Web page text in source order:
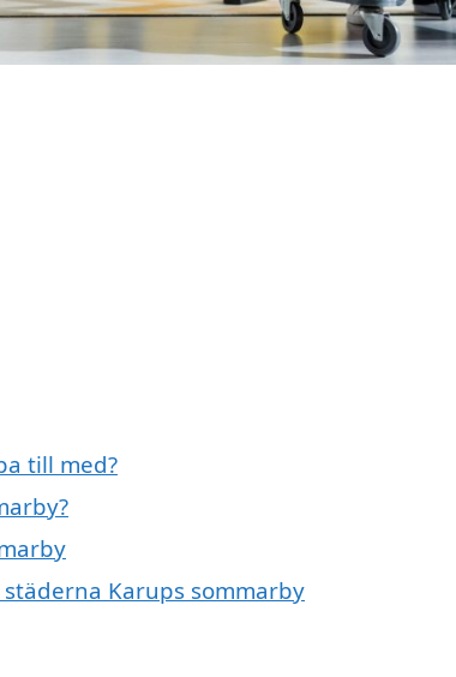
till med?
Karups sommarby